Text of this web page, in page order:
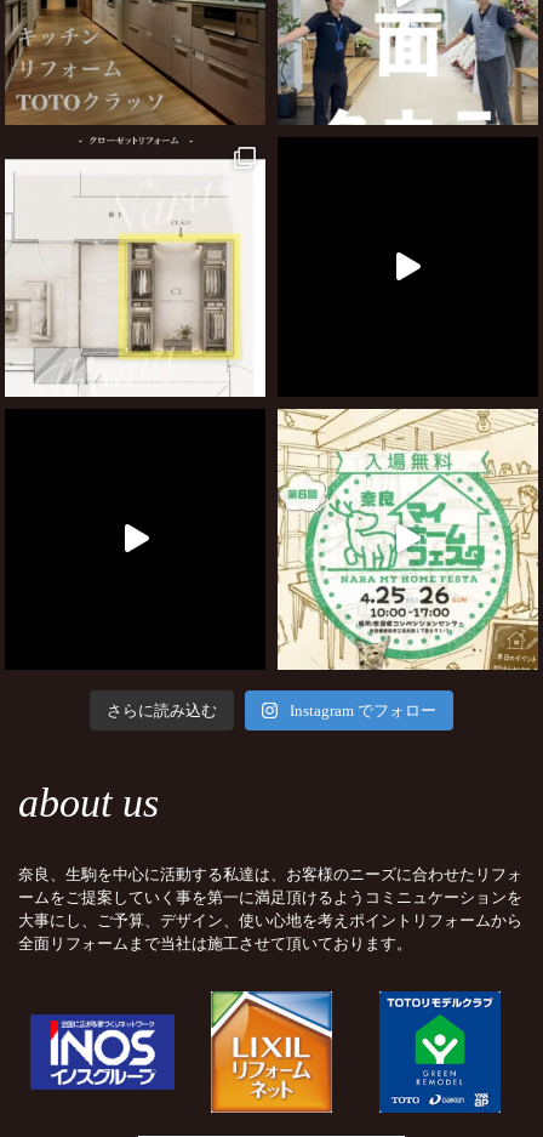
さらに読み込む Instagram でフォロー
about us
奈良、生駒を中心に活動する私達は、お客様のニーズに合わせたリフォ
ームをご提案していく事を第一に満足頂けるようコミニュケーションを
大事にし、ご予算、デザイン、使い心地を考えポイントリフォームから
全面リフォームまで当社は施工させて頂いております。